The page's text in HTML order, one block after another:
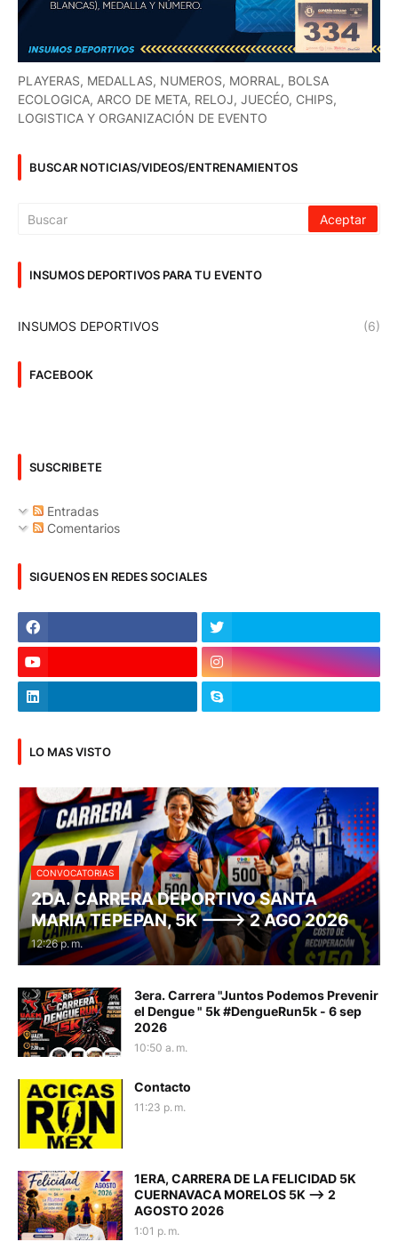
PLAYERAS, MEDALLAS, NUMEROS, MORRAL, BOLSA
ECOLOGICA, ARCO DE META, RELOJ, JUECÉO, CHIPS,
LOGISTICA Y ORGANIZACIÓN DE EVENTO
BUSCAR NOTICIAS/VIDEOS/ENTRENAMIENTOS
INSUMOS DEPORTIVOS PARA TU EVENTO
INSUMOS DEPORTIVOS (6)
FACEBOOK
SUSCRIBETE
Entradas
Comentarios
SIGUENOS EN REDES SOCIALES
LO MAS VISTO
CONVOCATORIAS
2DA. CARRERA DEPORTIVO SANTA
MARIA TEPEPAN, 5K ---> 2 AGO 2026
12:26 p. m.
3era. Carrera "Juntos Podemos Prevenir
el Dengue " 5k #DengueRun5k - 6 sep
2026
10:50 a. m.
Contacto
11:23 p. m.
1ERA, CARRERA DE LA FELICIDAD 5K
CUERNAVACA MORELOS 5K --> 2
AGOSTO 2026
1:01 p. m.